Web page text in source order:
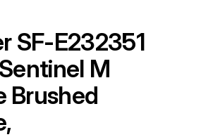
SF-E232351
M
Brushed